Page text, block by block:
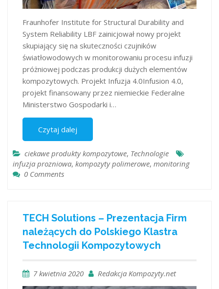
Fraunhofer Institute for Structural Durability and
System Reliability LBF zainicjował nowy projekt
skupiający się na skuteczności czujników
światłowodowych w monitorowaniu procesu infuzji
próżniowej podczas produkcji dużych elementów
kompozytowych. Projekt Infuzja 4.0Infusion 4.0,
projekt finansowany przez niemieckie Federalne
Ministerstwo Gospodarki i…
Czytaj dalej
ciekawe produkty kompozytowe, Technologie
infuzja prozniowa, kompozyty polimerowe, monitoring
0 Comments
TECH Solutions – Prezentacja Firm
należących do Polskiego Klastra
Technologii Kompozytowych
7 kwietnia 2020 Redakcja Kompozyty.net